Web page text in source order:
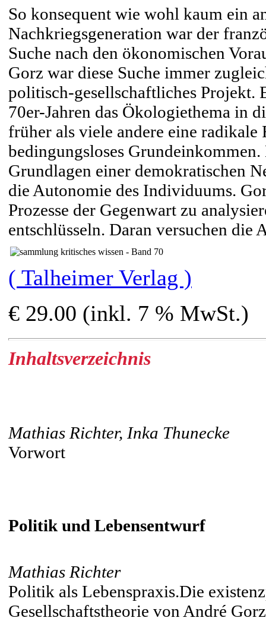
So konsequent wie wohl kaum ein
Nachkriegsgeneration war der
Suche nach den ökonomischen
Gorz war diese Suche immer
politisch-gesellschaftliches Projekt.
70er-Jahren das Ökologiethema in
früher als viele andere eine
bedingungsloses
Grundlagen einer demokratischen
die Autonomie des Individuums.
Prozesse der Gegenwart zu
entschlüsseln. Daran versuchen die
( Talheimer Verlag )
€ 29.00 (inkl. 7 % MwSt.)
Inhaltsverzeichnis
Mathias Richter, Inka Thunecke
Vorwort
Politik und Lebensentwurf
Mathias Richter
Politik als Lebenspraxis.Die
Gesellschaftstheorie von André Gorz